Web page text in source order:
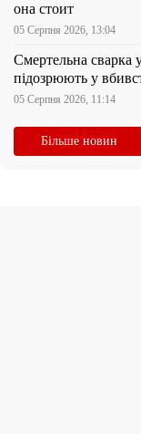
она стоит
05 Серпня 2026, 13:04
Смертельна сварка
підозрюють у
05 Серпня 2026, 11:14
Більше новин